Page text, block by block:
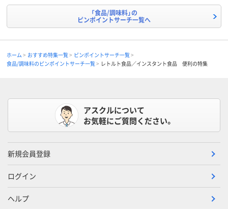
「食品/調味料」の
ピンポイントサーチ一覧へ
ホーム おすすめ特集一覧
ピンポイントサーチ一覧
食品/調味料のピンポイントサーチ一覧
レトルト食品／インスタント食品 便利の特集
アスクルについて
お気軽にご質問ください。
新規会員登録
ログイン
ヘルプ